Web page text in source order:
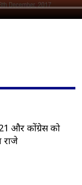
और कोंग्रेस को
राजे